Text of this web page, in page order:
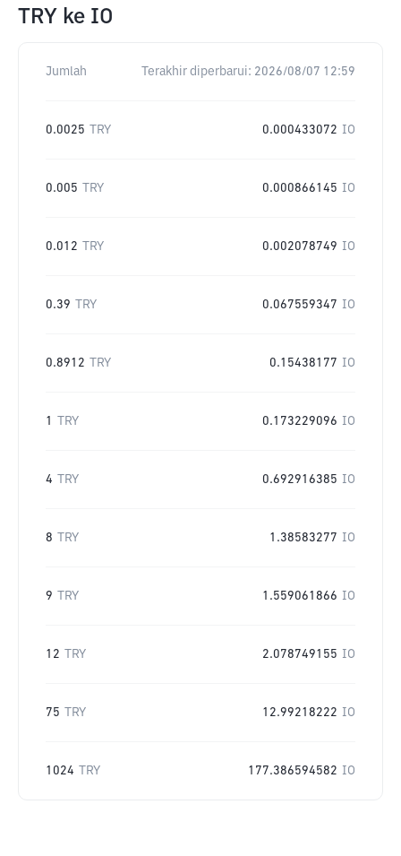
TRY ke IO
Jumlah Terakhir diperbarui: 2026/08/07 12:59
0.0025 TRY 0.000433072 IO
0.005 TRY 0.000866145 IO
0.012 TRY 0.002078749 IO
0.39 TRY 0.067559347 IO
0.8912 TRY 0.15438177 IO
1 TRY 0.173229096 IO
4 TRY 0.692916385 IO
8 TRY 1.38583277 IO
9 TRY 1.559061866 IO
12 TRY 2.078749155 IO
75 TRY 12.99218222 IO
1024 TRY 177.386594582 IO